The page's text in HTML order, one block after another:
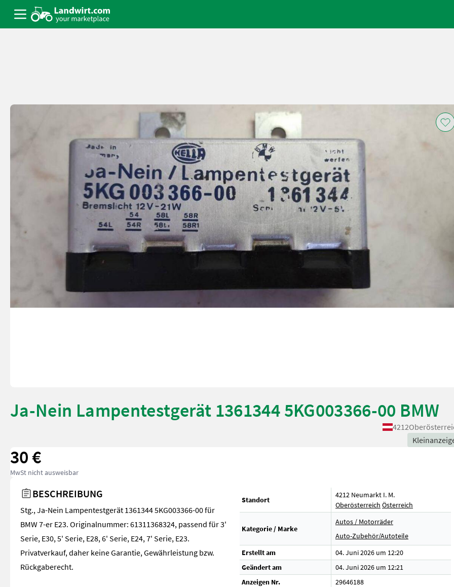
Ja-Nein Lampentestgerät 1361344 5KG003366-00 BMW
4212
30 €
MwSt nicht ausweisbar
BESCHREIBUNG
Stg., Ja-Nein Lampentestgerät 1361344 5KG003366-00 für
BMW 7-er E23. Originalnummer: 61311368324, passend für 3'
Serie, E30, 5' Serie, E28, 6' Serie, E24, 7' Serie, E23.
Privatverkauf, daher keine Garantie, Gewährleistung bzw.
Rückgaberecht.
Standort
4212 Neumarkt I. M.
Oberösterreich Österreich
Kategorie / Marke
Autos / Motorräder
Auto-Zubehör/Autoteile
Erstellt am
04. Juni 2026 um 12:20
Geändert am
04. Juni 2026 um 12:21
Anzeigen Nr.
29646188